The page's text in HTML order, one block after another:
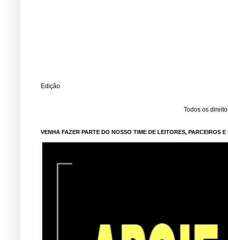
Edição
Todos os
VENHA FAZER PARTE DO NOSSO TIME DE LEITORES, PARCEIROS